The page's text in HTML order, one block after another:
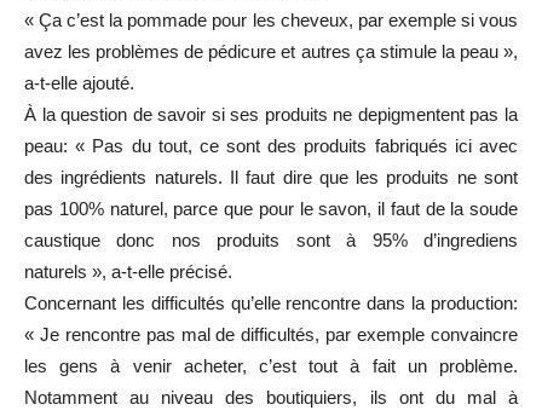
« Ça c’est la pommade pour les cheveux, par exemple si vous
avez les problèmes de pédicure et autres ça stimule la peau »,
a-t-elle ajouté.
À la question de savoir si ses produits ne depigmentent pas la
peau: « Pas du tout, ce sont des produits fabriqués ici avec
des ingrédients naturels. Il faut dire que les produits ne sont
pas 100% naturel, parce que pour le savon, il faut de la soude
caustique donc nos produits sont à 95% d’ingrediens
naturels », a-t-elle précisé.
Concernant les difficultés qu’elle rencontre dans la production:
« Je rencontre pas mal de difficultés, par exemple convaincre
les gens à venir acheter, c’est tout à fait un problème.
Notamment au niveau des boutiquiers, ils ont du mal à